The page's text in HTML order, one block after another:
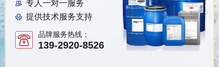
专人一对一服务
提供技术服务支持
品牌服务热线：
139-2920-8526